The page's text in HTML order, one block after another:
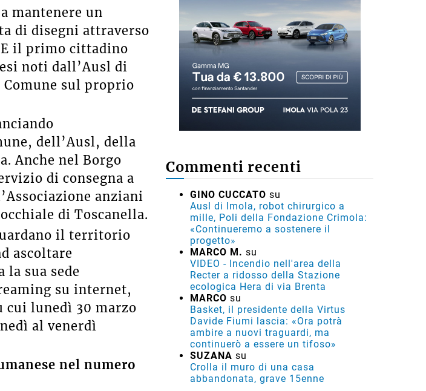
mantenere un
di disegni attraverso
il primo cittadino
noti dall’Ausl di
sul proprio
dell’Ausl, della
Anche nel Borgo
di consegna a
anziani
di Toscanella.
il territorio
ascoltare
sua sede
su internet,
cui lunedì 30 marzo
al venerdì
nel numero
Commenti recenti
GINO CUCCATO su
Ausl di Imola, robot chirurgico a
mille, Poli della Fondazione Crimola:
«Continueremo a sostenere il
progetto»
MARCO M. su
VIDEO - Incendio nell'area della
Recter a ridosso della Stazione
ecologica Hera di via Brenta
MARCO su
Basket, il presidente della Virtus
Davide Fiumi lascia: «Ora potrà
ambire a nuovi traguardi, ma
continuerò a essere un tifoso»
SUZANA su
Crolla il muro di una casa
abbandonata, grave 15enne